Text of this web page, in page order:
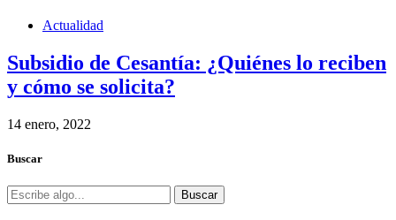
Actualidad
Subsidio de Cesantía: ¿Quiénes lo reciben
y cómo se solicita?
14 enero, 2022
Buscar
Buscar